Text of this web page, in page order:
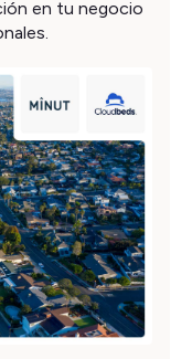
en tu negocio